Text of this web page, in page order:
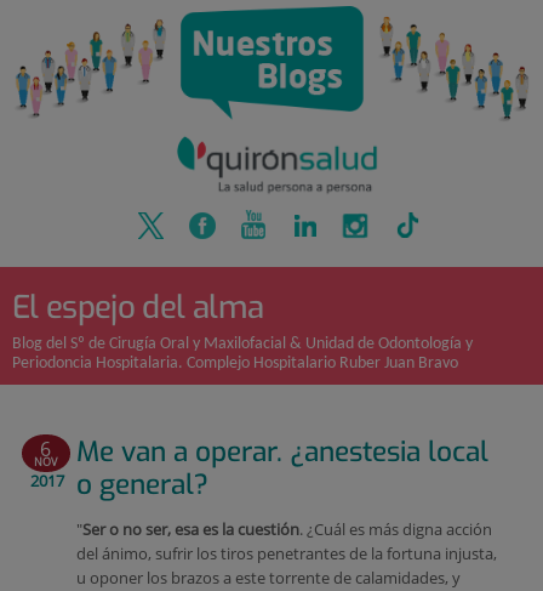
El espejo del alma
Blog del Sº de Cirugía Oral y Maxilofacial & Unidad de Odontología y
Periodoncia Hospitalaria. Complejo Hospitalario Ruber Juan Bravo
6
NOV
2017
Me van a operar. ¿anestesia local
o general?
"Ser o no ser, esa es la cuestión. ¿Cuál es más digna acción
del ánimo, sufrir los tiros penetrantes de la fortuna injusta,
u oponer los brazos a este torrente de calamidades, y